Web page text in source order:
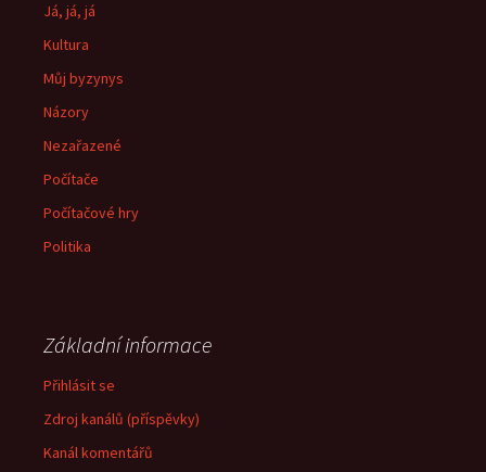
Já, já, já
Kultura
Můj byzynys
Názory
Nezařazené
Počítače
Počítačové hry
Politika
Základní informace
Přihlásit se
Zdroj kanálů (příspěvky)
Kanál komentářů